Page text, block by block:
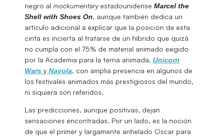
negro al mockumentaryestadounidense Marcel the
Shell with Shoes On, aunque también dedica un
artículo adicional a explicar que la posición de esta
cinta es incierta al tratarse de un híbrido que quizá
no cumpla con el 75% de material animado exigido
por la Academia para la terna animada. Unicorn
Wars y Nayola, con amplia presencia en algunos de
los festivales animados más prestigiosos del mundo,
ni siquiera son referidos.
Las predicciones, aunque positivas, dejan
sensaciones encontradas. Por un lado, es la noción
de que el primer y largamente anhelado Oscar para